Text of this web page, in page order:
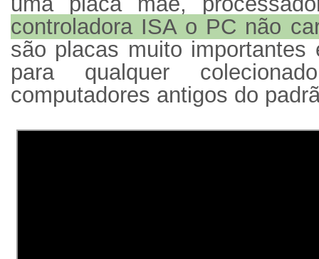
controladora ISA o PC não
são placas muito importantes
para qualquer
computadores antigos do